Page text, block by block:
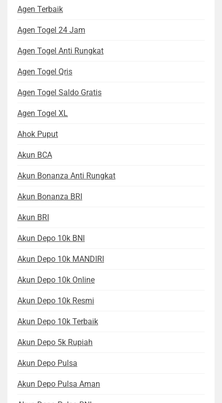
Agen Terbaik
Agen Togel 24 Jam
Agen Togel Anti Rungkat
Agen Togel Qris
Agen Togel Saldo Gratis
Agen Togel XL
Ahok Puput
Akun BCA
Akun Bonanza Anti Rungkat
Akun Bonanza BRI
Akun BRI
Akun Depo 10k BNI
Akun Depo 10k MANDIRI
Akun Depo 10k Online
Akun Depo 10k Resmi
Akun Depo 10k Terbaik
Akun Depo 5k Rupiah
Akun Depo Pulsa
Akun Depo Pulsa Aman